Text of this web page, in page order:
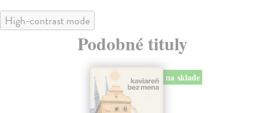
High-contrast mode
Podobné tituly
na sklade